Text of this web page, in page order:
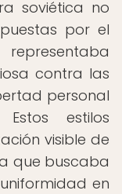
soviética no
por el
contra las
personal
estilos
visible de
que buscaba
en